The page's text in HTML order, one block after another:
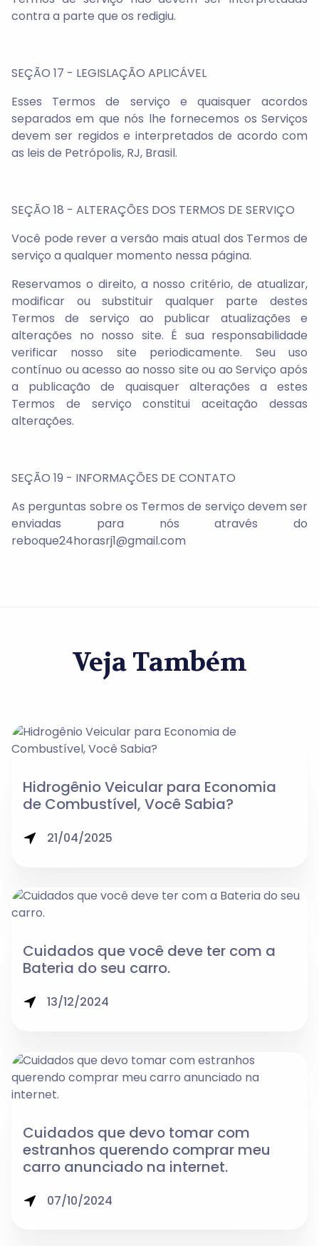
contra a parte que os redigiu.
SEÇÃO 17 - LEGISLAÇÃO APLICÁVEL
Esses Termos de serviço e quaisquer acordos
separados em que nós lhe fornecemos os Serviços
devem ser regidos e interpretados de acordo com
as leis de Petrópolis, RJ, Brasil.
SEÇÃO 18 - ALTERAÇÕES DOS TERMOS DE SERVIÇO
Você pode rever a versão mais atual dos Termos de
serviço a qualquer momento nessa página.
Reservamos o direito, a nosso critério, de atualizar,
modificar ou substituir qualquer parte destes
Termos de serviço ao publicar atualizações e
alterações no nosso site. É sua responsabilidade
verificar nosso site periodicamente. Seu uso
contínuo ou acesso ao nosso site ou ao Serviço após
a publicação de quaisquer alterações a estes
Termos de serviço constitui aceitação dessas
alterações.
SEÇÃO 19 - INFORMAÇÕES DE CONTATO
As perguntas sobre os Termos de serviço devem ser
enviadas para nós através do
reboque24horasrj1@gmail.com
Veja Também
Hidrogênio Veicular para Economia
de Combustível, Você Sabia?
21/04/2025
Cuidados que você deve ter com a
Bateria do seu carro.
13/12/2024
Cuidados que devo tomar com
estranhos querendo comprar meu
carro anunciado na internet.
07/10/2024